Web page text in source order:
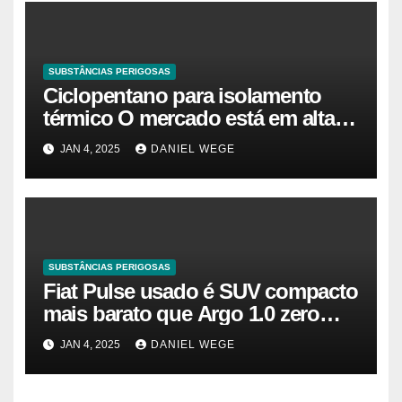
SUBSTÂNCIAS PERIGOSAS
Ciclopentano para isolamento
térmico O mercado está em alta
agora. Vamos entender o
tamanho do mercado, a
participação e a previsão até 2032
JAN 4, 2025 DANIEL WEGE
SUBSTÂNCIAS PERIGOSAS
Fiat Pulse usado é SUV compacto
mais barato que Argo 1.0 zero
quilômetro
JAN 4, 2025 DANIEL WEGE